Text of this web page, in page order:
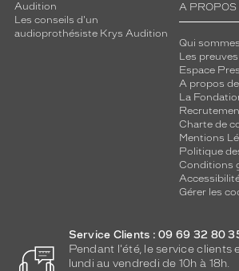
Audition
Les conseils d'un
audioprothésiste Krys Audition
A PROPOS
Qui
Les
Espace
A propos
La
Charte de
Mentions
Politique
Conditions
Gérer les
Service Clients : 09 69 32 80
Pendant l'été, le service clients
lundi au vendredi de 10h à 18h.